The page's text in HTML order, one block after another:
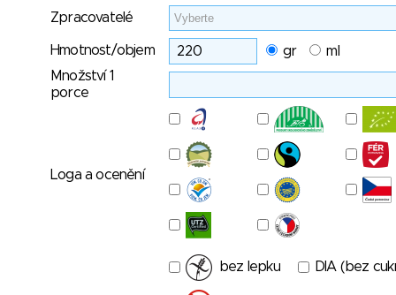
Zpracovatelé
Hmotnost/objem gr
ml
Množství 1
porce
Loga a ocenění
bez lepku DIA (bez